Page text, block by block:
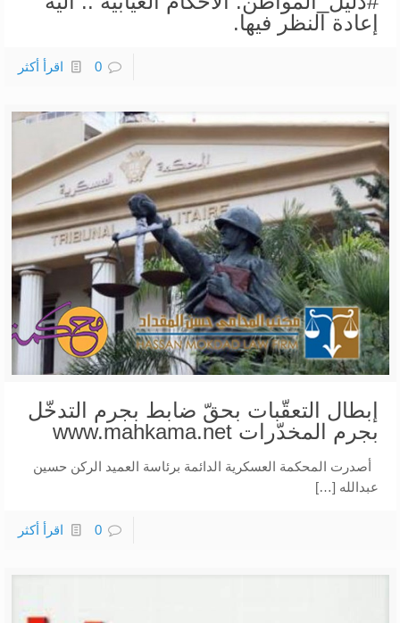
إعادة النظر فيها.
0 اقرأ أكثر
إبطال التعقّبات بحقّ ضابط بجرم التدخّل
بجرم المخدّرات www.mahkama.net
أصدرت المحكمة العسكرية الدائمة برئاسة العميد الركن حسين
عبدالله […]
0 اقرأ أكثر